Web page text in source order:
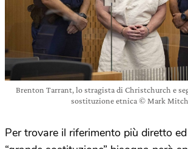
Brenton Tarrant, lo stragista di Christchurch e
sostituzione etnica © Mark
Per trovare il riferimento più diretto